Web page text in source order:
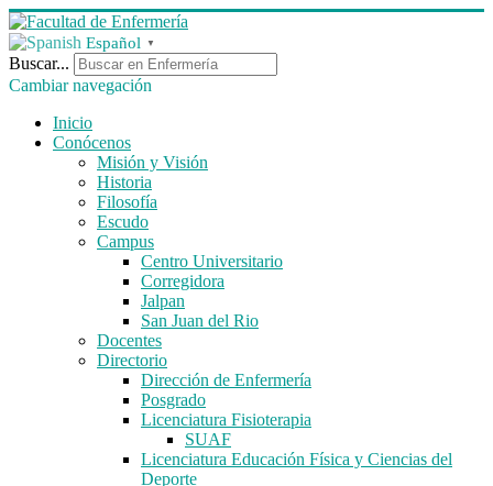
Español ▼
Buscar...
Cambiar navegación
Inicio
Conócenos
Misión y Visión
Historia
Filosofía
Escudo
Campus
Centro Universitario
Corregidora
Jalpan
San Juan del Rio
Docentes
Directorio
Dirección de Enfermería
Posgrado
Licenciatura Fisioterapia
SUAF
Licenciatura Educación Física y Ciencias del
Deporte